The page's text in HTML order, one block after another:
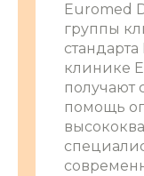
Euromed
группы
клинике
получают
помощь